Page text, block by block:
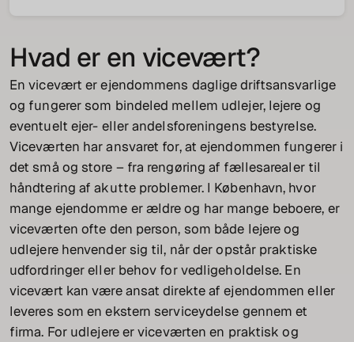
Hvad er en vicevært?
En vicevært er ejendommens daglige driftsansvarlige
og fungerer som bindeled mellem udlejer, lejere og
eventuelt ejer- eller andelsforeningens bestyrelse.
Viceværten har ansvaret for, at ejendommen fungerer i
det små og store – fra rengøring af fællesarealer til
håndtering af akutte problemer. I København, hvor
mange ejendomme er ældre og har mange beboere, er
viceværten ofte den person, som både lejere og
udlejere henvender sig til, når der opstår praktiske
udfordringer eller behov for vedligeholdelse. En
vicevært kan være ansat direkte af ejendommen eller
leveres som en ekstern serviceydelse gennem et
firma. For udlejere er viceværten en praktisk og